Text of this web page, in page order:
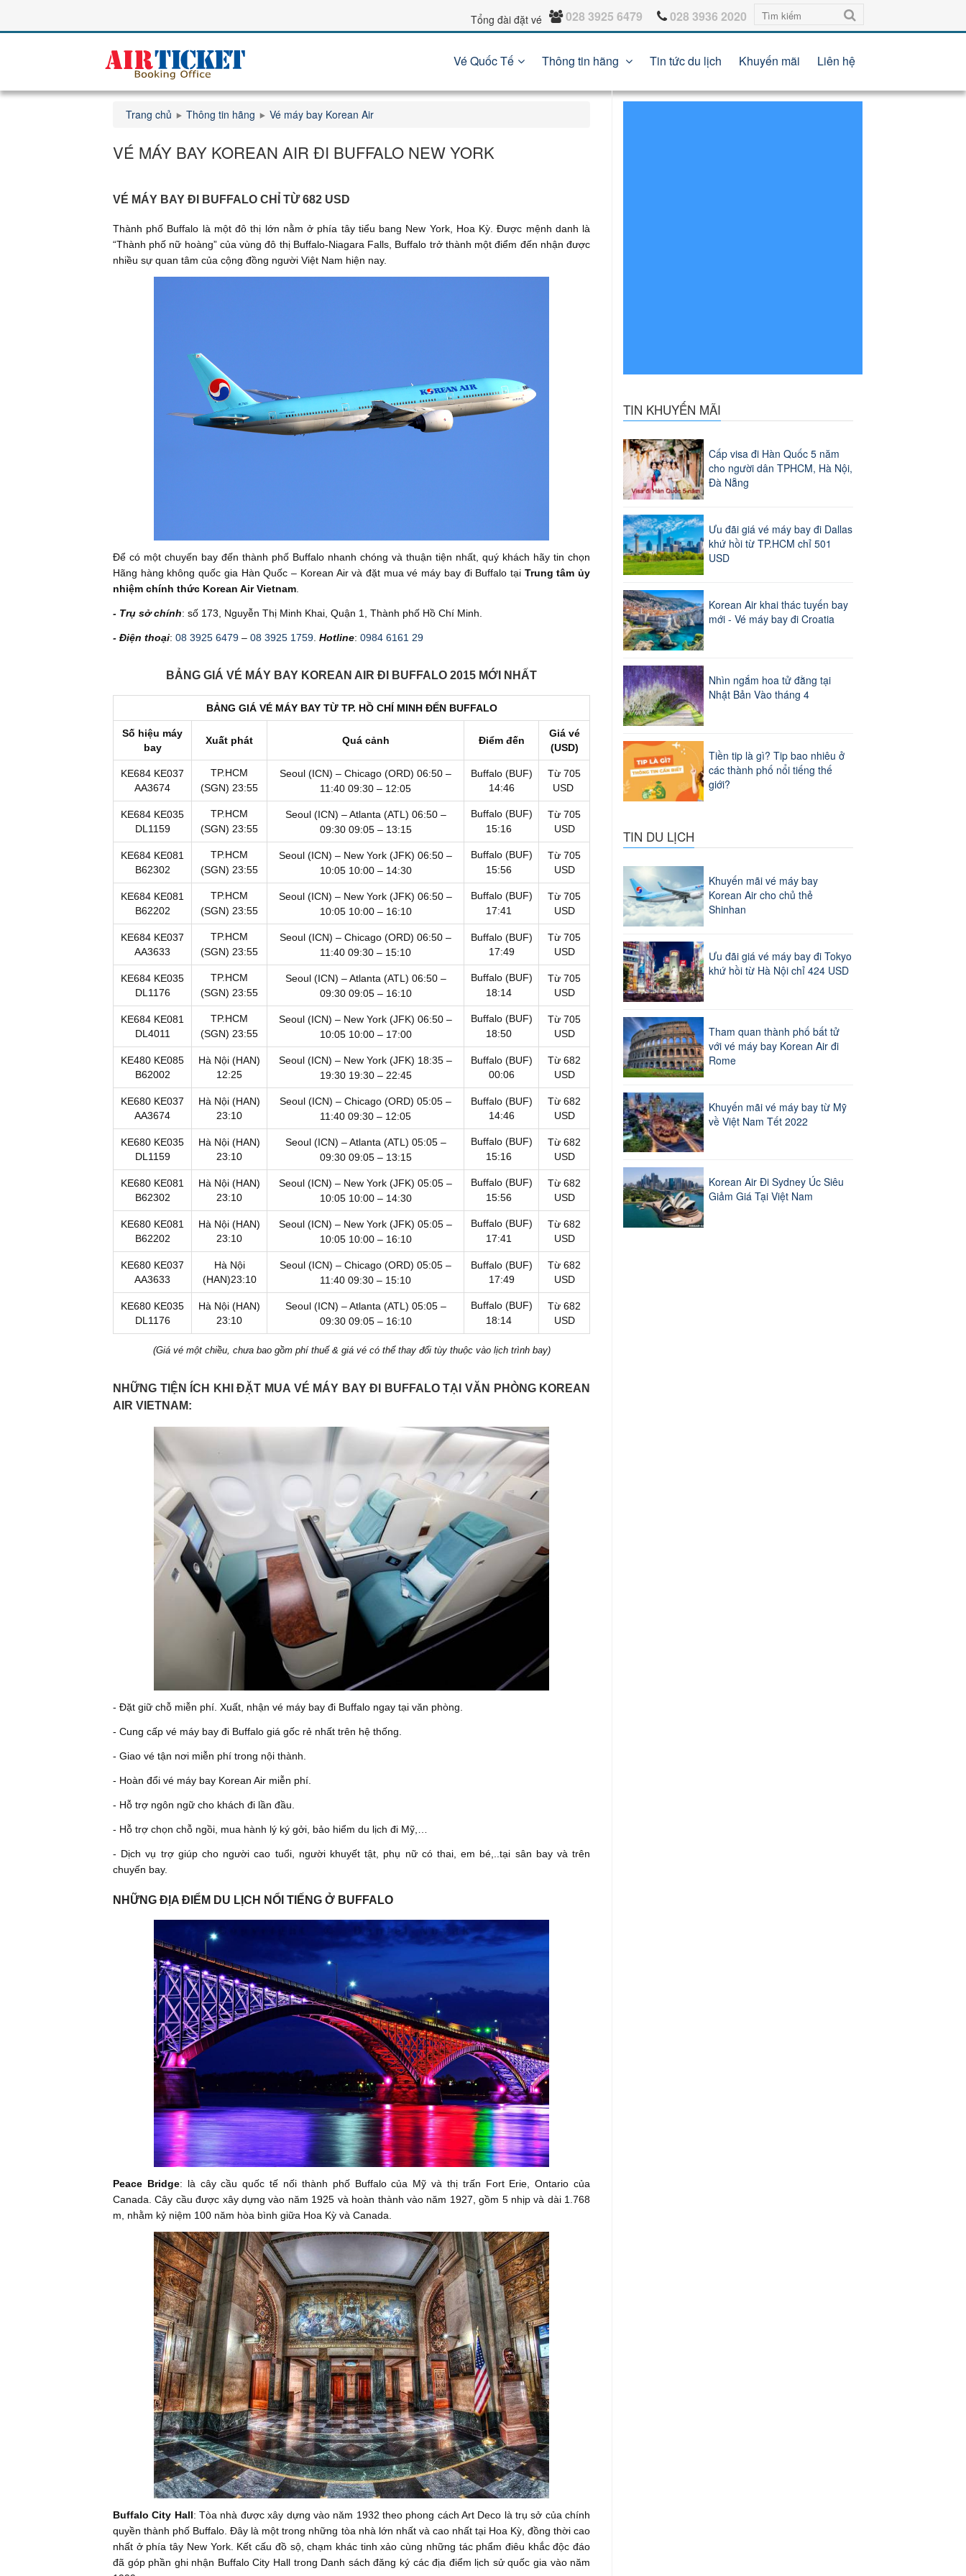
Tổng đài đặt vé 028 3925 6479 028 3936 2020
Vé Quốc Tế Thông tin hãng Tin tức du lịch Khuyến mãi Liên hệ
Trang chủ Thông tin hãng Vé máy bay Korean Air
VÉ MÁY BAY KOREAN AIR ĐI BUFFALO NEW YORK
VÉ MÁY BAY ĐI BUFFALO CHỈ TỪ 682 USD
Thành phố Buffalo là một đô thị lớn nằm ở phía tây tiểu bang New York, Hoa Kỳ. Được mệnh danh là
“Thành phố nữ hoàng” của vùng đô thị Buffalo-Niagara Falls, Buffalo trở thành một điểm đến nhận được
nhiều sự quan tâm của cộng đồng người Việt Nam hiện nay.
Để có một chuyến bay đến thành phố Buffalo nhanh chóng và thuận tiện nhất, quý khách hãy tin chọn
Hãng hàng không quốc gia Hàn Quốc – Korean Air và đặt mua vé máy bay đi Buffalo tại Trung tâm ủy
nhiệm chính thức Korean Air Vietnam
- Trụ sở chính: số 173, Nguyễn Thị Minh Khai, Quận 1, Thành phố Hồ Chí Minh.
- Điện thoại: 08 3925 6479 – 08 3925 1759 Hotline: 0984 6161 29
BẢNG GIÁ VÉ MÁY BAY KOREAN AIR ĐI BUFFALO 2015 MỚI NHẤT
BẢNG GIÁ VÉ MÁY BAY TỪ TP. HỒ CHÍ MINH ĐẾN BUFFALO
Số hiệu máy
bay
Xuất phát Quá cảnh Điểm đến
Giá vé
(USD)
KE684 KE037
AA3674
TP.HCM
(SGN) 23:55
Seoul (ICN) – Chicago (ORD) 06:50 –
11:40 09:30 – 12:05
Buffalo (BUF)
14:46
Từ 705
USD
KE684 KE035
DL1159
TP.HCM
(SGN) 23:55
Seoul (ICN) – Atlanta (ATL) 06:50 –
09:30 09:05 – 13:15
Buffalo (BUF)
15:16
Từ 705
USD
KE684 KE081
B62302
TP.HCM
(SGN) 23:55
Seoul (ICN) – New York (JFK) 06:50 –
10:05 10:00 – 14:30
Buffalo (BUF)
15:56
Từ 705
USD
KE684 KE081
B62202
TP.HCM
(SGN) 23:55
Seoul (ICN) – New York (JFK) 06:50 –
10:05 10:00 – 16:10
Buffalo (BUF)
17:41
Từ 705
USD
KE684 KE037
AA3633
TP.HCM
(SGN) 23:55
Seoul (ICN) – Chicago (ORD) 06:50 –
11:40 09:30 – 15:10
Buffalo (BUF)
17:49
Từ 705
USD
KE684 KE035
DL1176
TP.HCM
(SGN) 23:55
Seoul (ICN) – Atlanta (ATL) 06:50 –
09:30 09:05 – 16:10
Buffalo (BUF)
18:14
Từ 705
USD
KE684 KE081
DL4011
TP.HCM
(SGN) 23:55
Seoul (ICN) – New York (JFK) 06:50 –
10:05 10:00 – 17:00
Buffalo (BUF)
18:50
Từ 705
USD
KE480 KE085
B62002
Hà Nội (HAN)
12:25
Seoul (ICN) – New York (JFK) 18:35 –
19:30 19:30 – 22:45
Buffalo (BUF)
00:06
Từ 682
USD
KE680 KE037
AA3674
Hà Nội (HAN)
23:10
Seoul (ICN) – Chicago (ORD) 05:05 –
11:40 09:30 – 12:05
Buffalo (BUF)
14:46
Từ 682
USD
KE680 KE035
DL1159
Hà Nội (HAN)
23:10
Seoul (ICN) – Atlanta (ATL) 05:05 –
09:30 09:05 – 13:15
Buffalo (BUF)
15:16
Từ 682
USD
KE680 KE081
B62302
Hà Nội (HAN)
23:10
Seoul (ICN) – New York (JFK) 05:05 –
10:05 10:00 – 14:30
Buffalo (BUF)
15:56
Từ 682
USD
KE680 KE081
B62202
Hà Nội (HAN)
23:10
Seoul (ICN) – New York (JFK) 05:05 –
10:05 10:00 – 16:10
Buffalo (BUF)
17:41
Từ 682
USD
KE680 KE037
AA3633
Hà Nội
(HAN)23:10
Seoul (ICN) – Chicago (ORD) 05:05 –
11:40 09:30 – 15:10
Buffalo (BUF)
17:49
Từ 682
USD
KE680 KE035
DL1176
Hà Nội (HAN)
23:10
Seoul (ICN) – Atlanta (ATL) 05:05 –
09:30 09:05 – 16:10
Buffalo (BUF)
18:14
Từ 682
USD
(Giá vé một chiều, chưa bao gồm phí thuế & giá vé có thể thay đổi tùy thuộc vào lịch trình bay)
NHỮNG TIỆN ÍCH KHI ĐẶT MUA VÉ MÁY BAY ĐI BUFFALO TẠI VĂN PHÒNG KOREAN
AIR VIETNAM:
- Đặt giữ chỗ miễn phí. Xuất, nhận vé máy bay đi Buffalo ngay tại văn phòng.
- Cung cấp vé máy bay đi Buffalo giá gốc rẻ nhất trên hệ thống.
- Giao vé tận nơi miễn phí trong nội thành.
- Hoàn đổi vé máy bay Korean Air miễn phí.
- Hỗ trợ ngôn ngữ cho khách đi lần đầu.
- Hỗ trợ chọn chỗ ngồi, mua hành lý ký gởi, bảo hiểm du lịch đi Mỹ,…
- Dịch vụ trợ giúp cho người cao tuổi, người khuyết tật, phụ nữ có thai, em bé,..tại sân bay và trên
chuyến bay.
NHỮNG ĐỊA ĐIỂM DU LỊCH NỔI TIẾNG Ở BUFFALO
Peace Bridge: là cây cầu quốc tế nối thành phố Buffalo của Mỹ và thị trấn Fort Erie, Ontario của
Canada. Cây cầu được xây dựng vào năm 1925 và hoàn thành vào năm 1927, gồm 5 nhịp và dài 1.768
m, nhằm kỷ niệm 100 năm hòa bình giữa Hoa Kỳ và Canada.
Buffalo City Hall: Tòa nhà được xây dựng vào năm 1932 theo phong cách Art Deco là trụ sở của chính
quyền thành phố Buffalo. Đây là một trong những tòa nhà lớn nhất và cao nhất tại Hoa Kỳ, đồng thời cao
nhất ở phía tây New York. Kết cấu đồ sộ, chạm khác tinh xảo cùng những tác phẩm điêu khắc độc đáo
đã góp phần ghi nhận Buffalo City Hall trong Danh sách đăng ký các địa điểm lịch sử quốc gia vào năm
TIN KHUYẾN MÃI
Cấp visa đi Hàn Quốc 5 năm
cho người dân TPHCM, Hà Nội,
Đà Nẵng
Ưu đãi giá vé máy bay đi Dallas
khứ hồi từ TP.HCM chỉ 501
USD
Korean Air khai thác tuyến bay
mới - Vé máy bay đi Croatia
Nhìn ngắm hoa tử đằng tại
Nhật Bản Vào tháng 4
Tiền tip là gì? Tip bao nhiêu ở
các thành phố nổi tiếng thế
giới?
TIN DU LỊCH
Khuyến mãi vé máy bay
Korean Air cho chủ thẻ
Shinhan
Ưu đãi giá vé máy bay đi Tokyo
khứ hồi từ Hà Nội chỉ 424 USD
Tham quan thành phố bất tử
với vé máy bay Korean Air đi
Rome
Khuyến mãi vé máy bay từ Mỹ
về Việt Nam Tết 2022
Korean Air Đi Sydney Úc Siêu
Giảm Giá Tại Việt Nam